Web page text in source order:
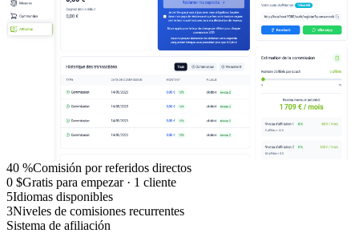
40 %Comisión por referidos directos
0 $Gratis para empezar · 1 cliente
5Idiomas disponibles
3Niveles de comisiones recurrentes
Sistema de afiliación